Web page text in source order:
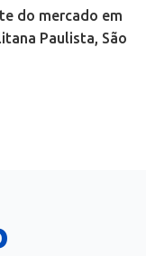
do mercado em
Paulista, São